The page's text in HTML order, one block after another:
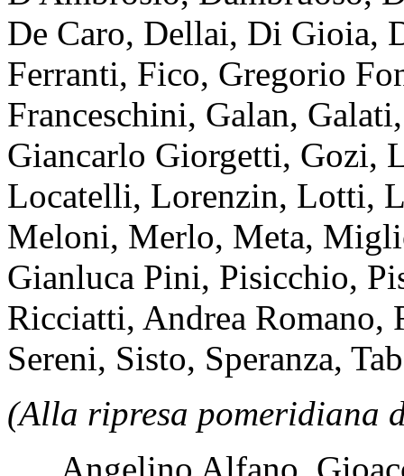
De Caro, Dellai, Di
Ferranti, Fico, Gregorio
Franceschini, Galan,
Giancarlo Giorgetti, Gozi,
Locatelli, Lorenzin, Lotti,
Meloni, Merlo, Meta,
Gianluca Pini, Pisicchio,
Ricciatti, Andrea Romano,
Sereni, Sisto, Speranza,
(Alla ripresa pomeridiana
Angelino Alfano,